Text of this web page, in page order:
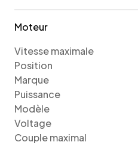
Moteur
Vitesse maximale
Position
Marque
Puissance
Modèle
Voltage
Couple maximal